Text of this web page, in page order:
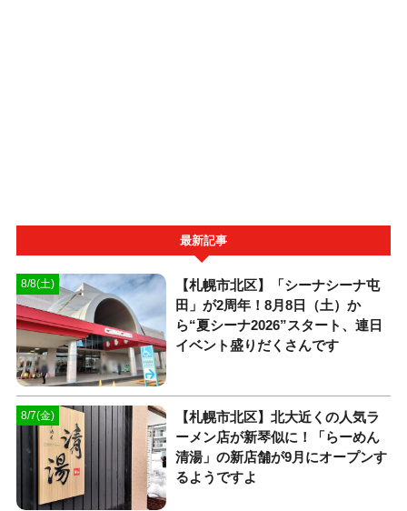
最新記事
8/8(土)
【札幌市北区】「シーナシーナ屯
田」が2周年！8月8日（土）か
ら“夏シーナ2026”スタート、連日
イベント盛りだくさんです
8/7(金)
【札幌市北区】北大近くの人気ラ
ーメン店が新琴似に！「らーめん
清湯」の新店舗が9月にオープンす
るようですよ